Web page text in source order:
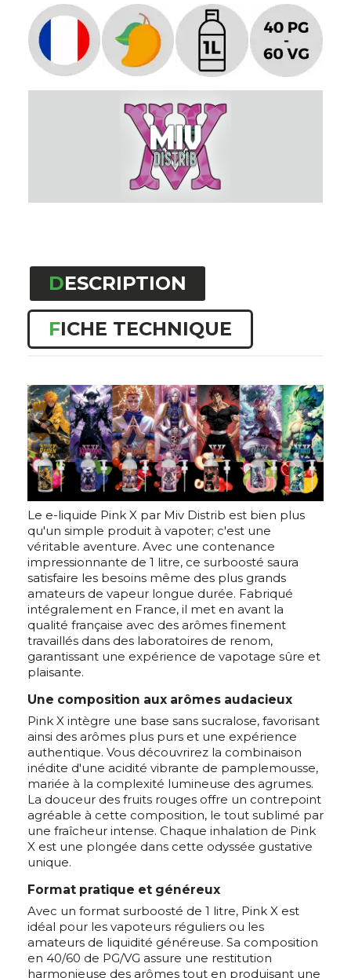
DESCRIPTION
FICHE TECHNIQUE
Le e-liquide Pink X par Miv Distrib est bien plus
qu'un simple produit à vapoter; c'est une
véritable aventure. Avec une contenance
impressionnante de 1 litre, ce surboosté saura
satisfaire les besoins même des plus grands
amateurs de vapeur longue durée. Fabriqué
intégralement en France, il met en avant la
qualité française avec des arômes finement
travaillés dans des laboratoires de renom,
garantissant une expérience de vapotage sûre et
plaisante.
Une composition aux arômes audacieux
Pink X intègre une base sans sucralose, favorisant
ainsi des arômes plus purs et une expérience
authentique. Vous découvrirez la combinaison
inédite d'une acidité vibrante de pamplemousse,
mariée à la complexité lumineuse des agrumes.
La douceur des fruits rouges offre un contrepoint
agréable à cette composition, le tout sublimé par
une fraîcheur intense. Chaque inhalation de Pink
X est une plongée dans cette odyssée gustative
unique.
Format pratique et généreux
Avec un format surboosté de 1 litre, Pink X est
idéal pour les vapoteurs réguliers ou les
amateurs de liquidité généreuse. Sa composition
en 40/60 de PG/VG assure une restitution
harmonieuse des arômes tout en produisant une